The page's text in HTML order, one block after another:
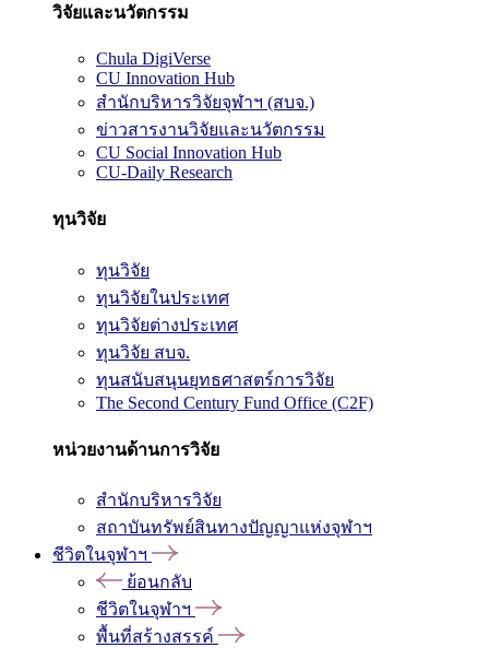
วิจัยและนวัตกรรม
Chula DigiVerse
CU Innovation Hub
สำนักบริหารวิจัยจุฬาฯ (สบจ.)
ข่าวสารงานวิจัยและนวัตกรรม
CU Social Innovation Hub
CU-Daily Research
ทุนวิจัย
ทุนวิจัย
ทุนวิจัยในประเทศ
ทุนวิจัยต่างประเทศ
ทุนวิจัย สบจ.
ทุนสนับสนุนยุทธศาสตร์การวิจัย
The Second Century Fund Office (C2F)
หน่วยงานด้านการวิจัย
สำนักบริหารวิจัย
สถาบันทรัพย์สินทางปัญญาแห่งจุฬาฯ
ชีวิตในจุฬาฯ
ย้อนกลับ
ชีวิตในจุฬาฯ
พื้นที่สร้างสรรค์